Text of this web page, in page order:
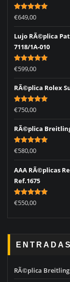
Rated5.00
out of 5
€649,00
Lujo RÃ©plica
7118/1A-010
Rated5.00
out of 5
€599,00
RÃ©plica Rolex
Rated5.00
out of 5
€750,00
RÃ©plica
Rated5.00
out of 5
€580,00
AAA RÃ©plicas
Ref.1675
Rated5.00
out of 5
€550,00
RÃ©plica Breitling